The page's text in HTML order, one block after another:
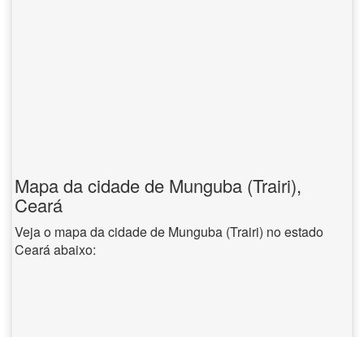
Mapa da cidade de Munguba (Trairi),
Ceará
Veja o mapa da cidade de Munguba (Trairi) no estado
Ceará abaixo: